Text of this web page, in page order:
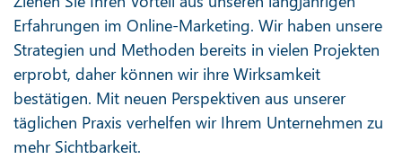
Erfahrungen im Online-Marketing. Wir haben unsere
Strategien und Methoden bereits in vielen Projekten
erprobt, daher können wir ihre Wirksamkeit
bestätigen. Mit neuen Perspektiven aus unserer
täglichen Praxis verhelfen wir Ihrem Unternehmen zu
mehr Sichtbarkeit.